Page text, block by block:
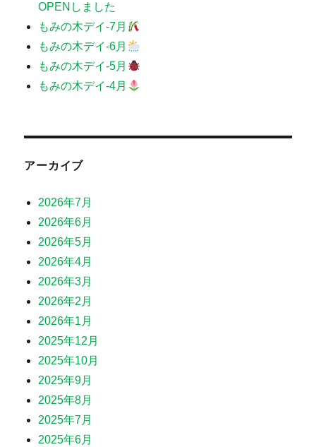
OPENしました
もみの木デイ-7月
もみの木デイ-6月
もみの木デイ-5月
もみの木デイ-4月
アーカイブ
2026年7月
2026年6月
2026年5月
2026年4月
2026年3月
2026年2月
2026年1月
2025年12月
2025年10月
2025年9月
2025年8月
2025年7月
2025年6月